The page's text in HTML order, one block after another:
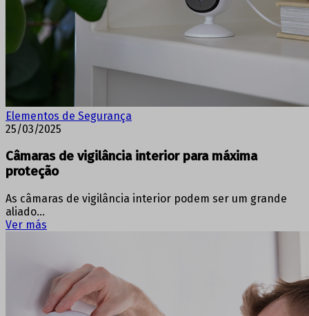
Elementos de Segurança
25/03/2025
Câmaras de vigilância interior para máxima
proteção
As câmaras de vigilância interior podem ser um grande
aliado…
Ver más